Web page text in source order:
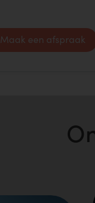
Maak een afspraak